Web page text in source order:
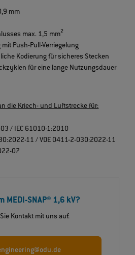
mm
max. 1,5 mm2
Push-Pull-Verriegelung
Kodierung für sicheres Stecken
für eine lange Nutzungsdauer
die Kriech- und Luftstrecke für:
/ IEC 61010-1:2010
11 / VDE 0411-2-030:2022-11
07
MEDI-SNAP® 1,6 kV?
Kontakt mit uns auf.